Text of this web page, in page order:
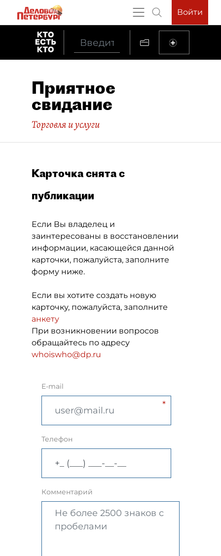
Войти
Приятное
свидание
Торговля и услуги
Карточка снята с
публикации
Если Вы владелец и
заинтересованы в восстановлении
информации, касающейся данной
карточки, пожалуйста, заполните
форму ниже.
Если вы хотите создать новую
карточку, пожалуйста, заполните
анкету
При возникновении вопросов
обращайтесь по адресу
whoiswho@dp.ru
E-mail
Телефон
Комментарий